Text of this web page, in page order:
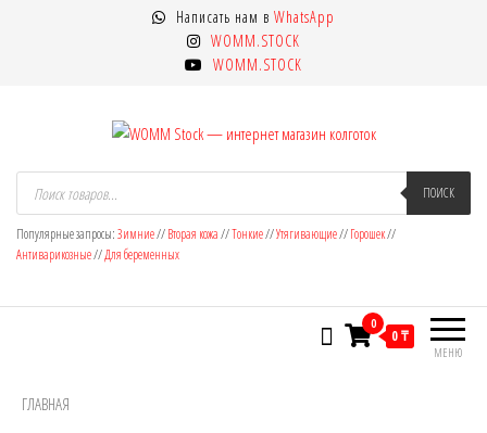
Написать нам в WhatsApp
WOMM.STOCK
WOMM.STOCK
WOMM Stock — интернет магазин
колготок
Колготки MANZI, Naja Street тонкие,
фантазийные, чулки, лосины
Поиск
товаров ПОИСК
Популярные запросы:Зимние//Вторая кожа//Тонкие//Утягивающие//Горошек//
Антиварикозные//Для беременных
МЕНЮ
0
0 ₸
ГЛАВНАЯ